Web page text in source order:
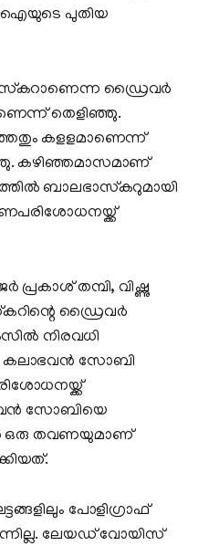
പുതിയ
ഡ്രൈവര്‍
തെളിഞ്ഞു.
കളളമാണെന്ന്
കഴിഞ്ഞമാസമാണ്
ബാലഭാസ്‌കറുമായി
പ്രകാശ് തമ്പി, വിഷ്ണു
ഡ്രൈവര്‍
നിരവധി
സോബി
സോബിയെ
ഒരു തവണയുമാണ്
പോളിഗ്രാഫ്
ലേയഡ് വോയിസ്